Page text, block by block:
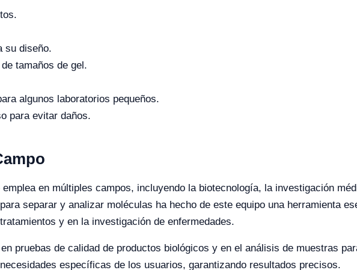
su diseño.
tamaños de gel.
algunos laboratorios pequeños.
para evitar daños.
en múltiples campos, incluyendo la biotecnología, la investigación
separar y analizar moléculas ha hecho de este equipo una herramienta
y en la investigación de enfermedades.
pruebas de calidad de productos biológicos y en el análisis de muestras
específicas de los usuarios, garantizando resultados precisos.